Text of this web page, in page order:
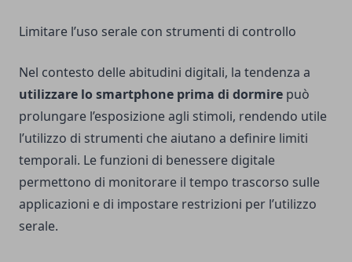
Limitare l’uso serale con strumenti di controllo
Nel contesto delle abitudini digitali, la tendenza a
utilizzare lo smartphone prima di dormire può
prolungare l’esposizione agli stimoli, rendendo utile
l’utilizzo di strumenti che aiutano a definire limiti
temporali. Le funzioni di benessere digitale
permettono di monitorare il tempo trascorso sulle
applicazioni e di impostare restrizioni per l’utilizzo
serale.